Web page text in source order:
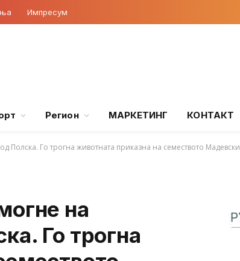
Импресум
Регион МАРКЕТИНГ КОНТАКТ
Полска. Го трогна животната приказна на семеството Мадевски
на
Го трогна